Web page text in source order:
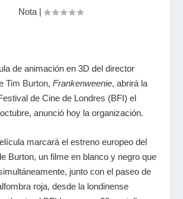
Nota|
de animación en 3D del director
Tim Burton,Frankenweenie, abrirá la
de Cine de Londres (BFI) el
anunció hoy la organización.
marcará el estreno europeo del
Burton, un filme en blanco y negro que
junto con el paseo de
roja, desde la londinense